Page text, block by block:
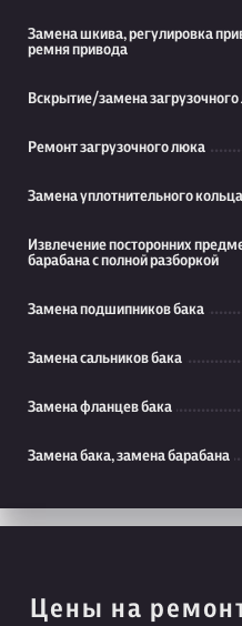
Замена шкива, регулировка
ремня привода
Вскрытие/замена
Ремонт загрузочного люка
Замена уплотнительного
Извлечение посторонних
барабана с полной разборкой
Замена подшипников бака
Замена сальников бака
Замена фланцев бака
Замена бака, замена барабана
Цены на